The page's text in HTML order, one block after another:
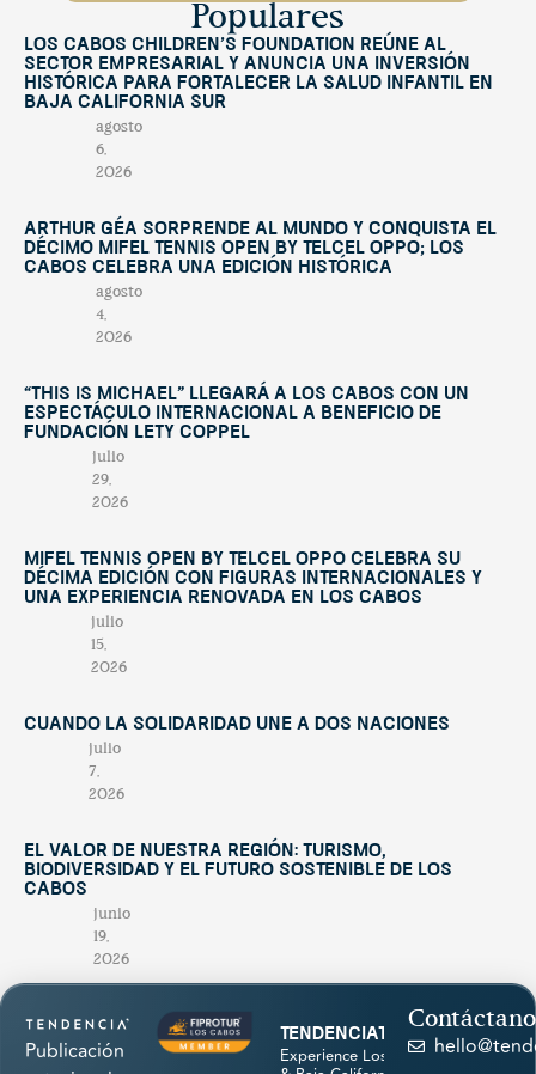
Populares
Los Cabos Children’s Foundation reúne al
sector empresarial y anuncia una inversión
histórica para fortalecer la salud infantil en
Baja California Sur
agosto
6,
2026
Arthur Géa sorprende al mundo y conquista el
décimo Mifel Tennis Open by Telcel OPPO; Los
Cabos celebra una edición histórica
agosto
4,
2026
“This Is Michael” llegará a Los Cabos con un
espectáculo internacional a beneficio de
Fundación Lety Coppel
julio
29,
2026
Mifel Tennis Open by Telcel Oppo celebra su
décima edición con figuras internacionales y
una experiencia renovada en Los Cabos
julio
15,
2026
Cuando la solidaridad une a dos naciones
julio
7,
2026
El valor de nuestra región: turismo,
biodiversidad y el futuro sostenible de Los
Cabos
junio
19,
2026
Publicación
tendenciatravel
Experience Los Cabos